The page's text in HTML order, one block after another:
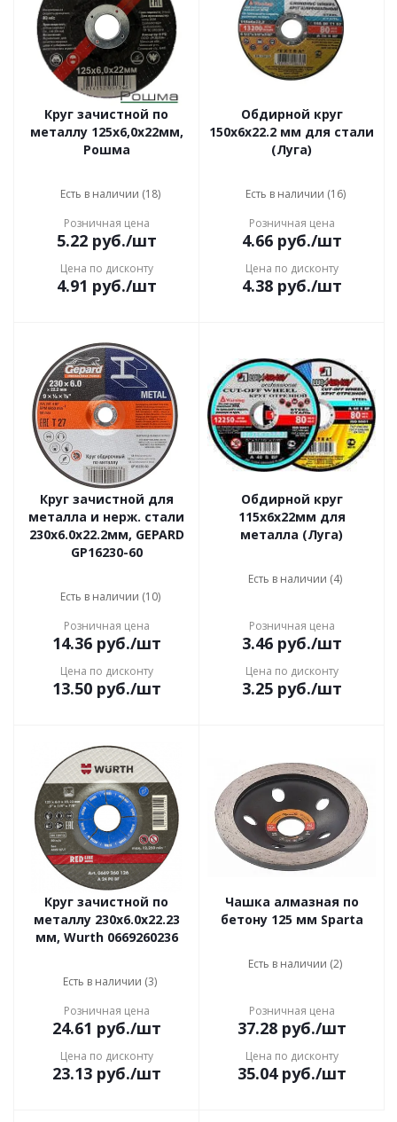
Круг зачистной по
металлу 125х6,0х22мм,
Рошма
Есть в наличии (18)
Розничная цена
5.22руб./шт
Цена по дисконту
4.91 руб./шт
Обдирной круг
150х6x22.2 мм для стали
(Луга)
Есть в наличии (16)
Розничная цена
4.66руб./шт
Цена по дисконту
4.38руб./шт
Круг зачистной для
металла и нерж. стали
230х6.0х22.2мм, GEPARD
GP16230-60
Есть в наличии (10)
Розничная цена
14.36руб./шт
Цена по дисконту
13.50руб./шт
Обдирной круг
115х6х22мм для
металла (Луга)
Есть в наличии (4)
Розничная цена
3.46руб./шт
Цена по дисконту
3.25руб./шт
Круг зачистной по
металлу 230х6.0х22.23
мм, Wurth 0669260236
Есть в наличии (3)
Розничная цена
24.61 руб./шт
Цена по дисконту
23.13руб./шт
Чашка алмазная по
бетону 125 мм Sparta
Есть в наличии (2)
Розничная цена
37.28руб./шт
Цена по дисконту
35.04руб./шт